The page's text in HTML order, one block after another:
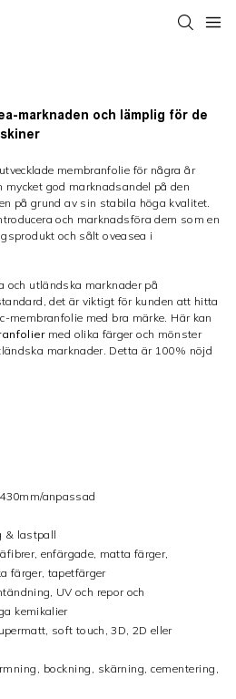
marknaden och lämplig för de
membranfolie för några år
mycket god marknadsandel på den
på grund av sin stabila höga kvalitet.
och marknadsföra dem som en
och sålt oveasea i
och utländska marknader på
det är viktigt för kunden att hitta
membranfolie med bra märke. Här kan
med olika färger och mönster
marknader. Detta är 100% nöjd
anpassad
& lastpall
enfärgade, matta färger,
färger, tapetfärger
UV och repor och
kemikalier
soft touch, 3D, 2D eller
bockning, skärning, cementering,